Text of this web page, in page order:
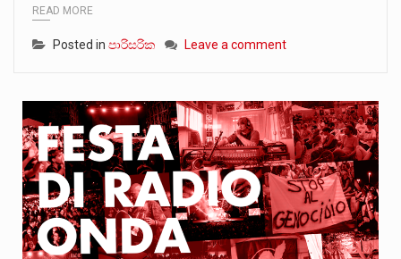
READ MORE
Posted in පාරිසරික Leave a comment